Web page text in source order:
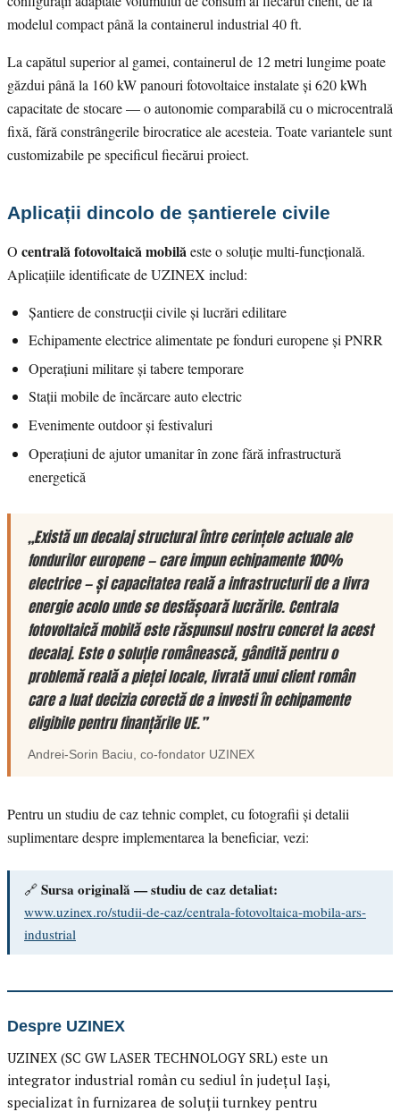
modelul compact până la containerul industrial 40 ft.
La capătul superior al gamei, containerul de 12 metri lungime poate
găzdui până la 160 kW panouri fotovoltaice instalate și 620 kWh
capacitate de stocare — o autonomie comparabilă cu o microcentrală
fixă, fără constrângerile birocratice ale acesteia. Toate variantele sunt
customizabile pe specificul fiecărui proiect.
Aplicații dincolo de șantierele civile
O centrală fotovoltaică mobilăeste o soluție multi-funcțională.
Aplicațiile identificate de UZINEX includ:
Șantiere de construcții civile și lucrări edilitare
Echipamente electrice alimentate pe fonduri europene și PNRR
Operațiuni militare și tabere temporare
Stații mobile de încărcare auto electric
Evenimente outdoor și festivaluri
Operațiuni de ajutor umanitar în zone fără infrastructură
energetică
„Există un decalaj structural între cerințele actuale ale
fondurilor europene — care impun echipamente 100%
electrice — și capacitatea reală a infrastructurii de a livra
energie acolo unde se desfășoară lucrările. Centrala
fotovoltaică mobilă este răspunsul nostru concret la acest
decalaj. Este o soluție românească, gândită pentru o
problemă reală a pieței locale, livrată unui client român
care a luat decizia corectă de a investi în echipamente
eligibile pentru finanțările UE.”
Andrei-Sorin Baciu, co-fondator UZINEX
Pentru un studiu de caz tehnic complet, cu fotografii și detalii
suplimentare despre implementarea la beneficiar, vezi:
🔗 Sursa originală — studiu de caz detaliat:
www.uzinex.ro/studii-de-caz/centrala-fotovoltaica-mobila-ars-
industrial
Despre UZINEX
UZINEX (SC GW LASER TECHNOLOGY SRL) este un
integrator industrial român cu sediul în județul Iași,
specializat în furnizarea de soluții turnkey pentru